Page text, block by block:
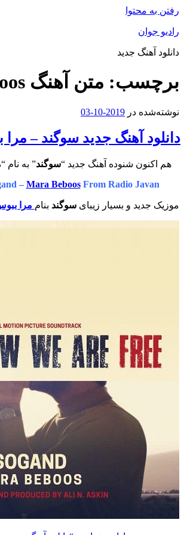
رفتن به محتوا
رادیو جوان
دانلود آهنگ جدید
برچسب: متن آهنگ Mara Beboos از Sogand
نوشته‌شده در 2019-10-03
دانلود آهنگ جدید سوگند –
هم اکنون شنوده آهنگ جدید “سوگند” به نام “
– Mara BeboosFrom Radio Javan
موزیک جدید و بسیار زیبای سوگند بنام مرا